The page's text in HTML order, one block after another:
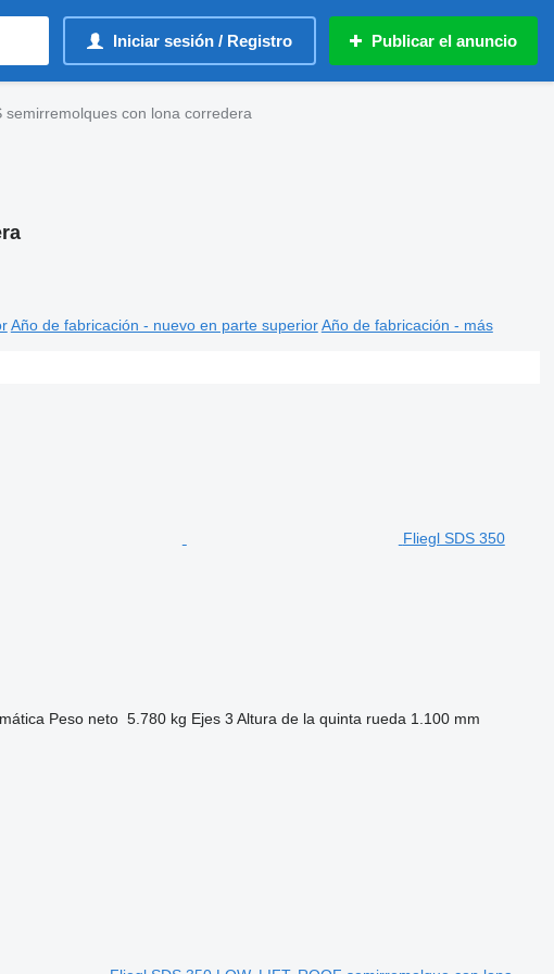
Iniciar sesión / Registro Publicar el anuncio
semirremolques con lona corredera
Año de fabricación - nuevo en parte superior Año de fabricación - más
Fliegl SDS 350
Peso neto 5.780 kg Ejes 3 Altura de la quinta rueda 1.100 mm